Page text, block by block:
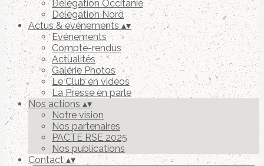
Délégation Occitanie
Délégation Nord
Actus & événements ▴▾
Evénements
Compte-rendus
Actualités
Galérie Photos
Le Club en vidéos
La Presse en parle
Nos actions ▴▾
Notre vision
Nos partenaires
PACTE RSE 2025
Nos publications
Contact▴▾